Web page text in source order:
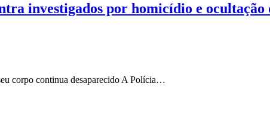
investigados por homicídio e
corpo continua desaparecido A Polícia…